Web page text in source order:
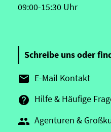
09:00-15:30 Uhr
Schreibe uns oder
 E-Mail Kontakt
 Hilfe & Häufige
 Agenturen &